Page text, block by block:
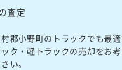
査定
郡小野町のトラックでも最
ク・軽トラックの売却をお考
い。